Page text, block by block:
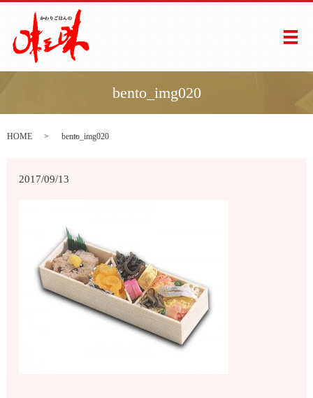
メ
bento_img020
HOME bento_img020
2017/09/13